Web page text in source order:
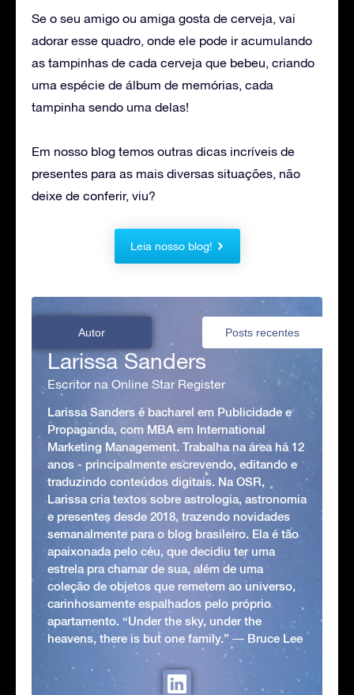
Se o seu amigo ou amiga gosta de cerveja, vai
adorar esse quadro, onde ele pode ir acumulando
as tampinhas de cada cerveja que bebeu, criando
uma espécie de álbum de memórias, cada
tampinha sendo uma delas!
Em nosso blog temos outras dicas incríveis de
presentes para as mais diversas situações, não
deixe de conferir, viu?
Leia nosso blog!
Autor Posts recentes
Larissa Sanders
Escritor na Online Star Register
Larissa Sanders é bacharel em Publicidade e
Propaganda, com MBA em International
Marketing Management. Trabalha na área há 12
anos - principalmente escrevendo, editando e
traduzindo conteúdos digitais. Na OSR,
Larissa cria textos sobre astrologia, astronomia
e presentes desde 2018, trazendo novidades
semanalmente para o blog brasileiro. Ela é tão
apaixonada pelo céu, que decidiu ter uma
estrela pra chamar de sua, além de uma
coleção de objetos que remetem ao universo,
carinhosamente espalhados pelo próprio
apartamento. “Under the sky, under the
heavens, there is but one family.” ― Bruce Lee